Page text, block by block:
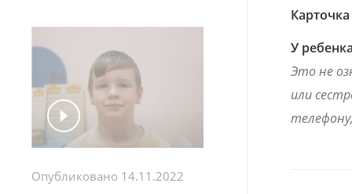
Опубликовано 14.11.2022
У
Это не
или